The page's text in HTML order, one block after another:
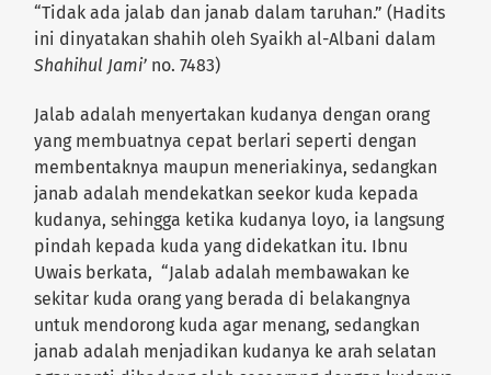
“Tidak ada jalab dan janab dalam taruhan.” (Hadits
ini dinyatakan shahih oleh Syaikh al-Albani dalam
Shahihul Jami’ no. 7483)
Jalab adalah menyertakan kudanya dengan orang
yang membuatnya cepat berlari seperti dengan
membentaknya maupun meneriakinya, sedangkan
janab adalah mendekatkan seekor kuda kepada
kudanya, sehingga ketika kudanya loyo, ia langsung
pindah kepada kuda yang didekatkan itu. Ibnu
Uwais berkata, “Jalab adalah membawakan ke
sekitar kuda orang yang berada di belakangnya
untuk mendorong kuda agar menang, sedangkan
janab adalah menjadikan kudanya ke arah selatan